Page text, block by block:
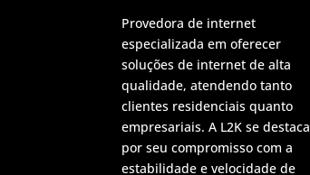
Provedora de internet
especializada em oferecer
soluções de internet de alta
qualidade, atendendo tanto
clientes residenciais quanto
empresariais. A L2K se destaca
por seu compromisso com a
estabilidade e velocidade de